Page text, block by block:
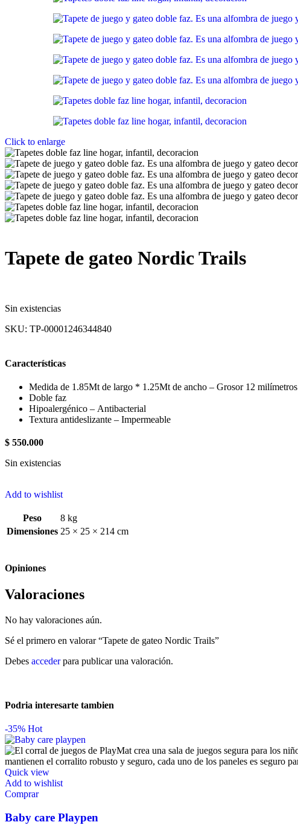
Click to enlarge
Tapete de gateo Nordic Trails
Sin existencias
SKU: TP-00001246344840
Características
Medida de 1.85Mt de largo * 1.25Mt de ancho – Grosor 12 milímetros
Doble faz
Hipoalergénico – Antibacterial
Textura antideslizante – Impermeable
$ 550.000
Sin existencias
Add to wishlist
Peso
8 kg
Dimensiones 25 × 25 × 214 cm
Opiniones
Valoraciones
No hay valoraciones aún.
Sé el primero en valorar “Tapete de gateo Nordic Trails”
Debes accederpara publicar una valoración.
Podria interesarte tambien
-35% Hot
Quick view
Add to wishlist
Comprar
Baby care Playpen